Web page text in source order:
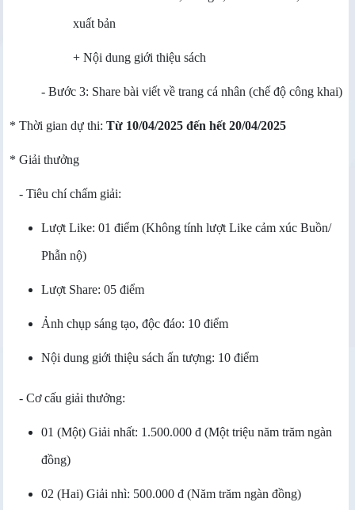
xuất bản
+ Nội dung giới thiệu sách
- Bước 3: Share bài viết về trang cá nhân (chế độ công khai)
* Thời gian dự thi: Từ 10/04/2025 đến hết 20/04/2025
* Giải thưởng
- Tiêu chí chấm giải:
Lượt Like: 01 điểm (Không tính lượt Like cảm xúc Buồn/
Phẫn nộ)
Lượt Share: 05 điểm
Ảnh chụp sáng tạo, độc đáo: 10 điểm
Nội dung giới thiệu sách ấn tượng: 10 điểm
- Cơ cấu giải thưởng:
01 (Một) Giải nhất: 1.500.000 đ (Một triệu năm trăm ngàn
đồng)
02 (Hai) Giải nhì: 500.000 đ (Năm trăm ngàn đồng)